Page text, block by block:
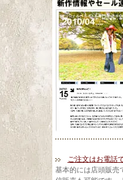
ご注文はお電話
基本的には店頭販売